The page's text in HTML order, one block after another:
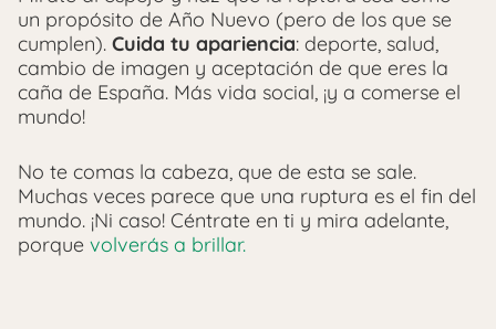
un propósito de Año Nuevo (pero de los que se
cumplen). Cuida tu apariencia: deporte, salud,
cambio de imagen y aceptación de que eres la
caña de España. Más vida social, ¡y a comerse el
mundo!
No te comas la cabeza, que de esta se sale.
Muchas veces parece que una ruptura es el fin del
mundo. ¡Ni caso! Céntrate en ti y mira adelante,
porque volverás a brillar.